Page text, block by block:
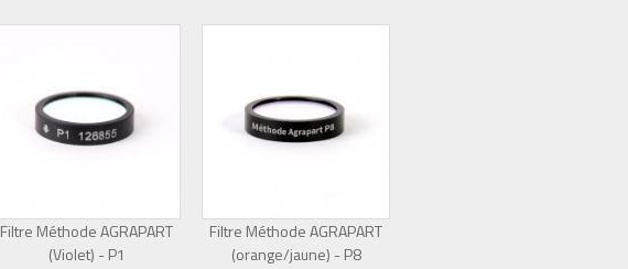
Filtre Méthode AGRAPART
(Violet) - P1
Filtre Méthode AGRAPART
(orange/jaune) - P8